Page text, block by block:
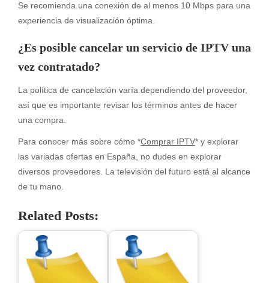
Se recomienda una conexión de al menos 10 Mbps para una
experiencia de visualización óptima.
¿Es posible cancelar un servicio de IPTV una
vez contratado?
La política de cancelación varía dependiendo del proveedor,
así que es importante revisar los términos antes de hacer
una compra.
Para conocer más sobre cómo *Comprar IPTV* y explorar
las variadas ofertas en España, no dudes en explorar
diversos proveedores. La televisión del futuro está al alcance
de tu mano.
Related Posts: